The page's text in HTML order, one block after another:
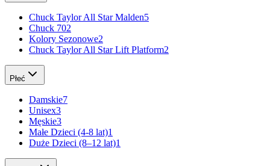
Chuck Taylor All Star Malden5
Chuck 702
Kolory Sezonowe2
Chuck Taylor All Star Lift Platform2
Płeć
Damskie7
Unisex3
Męskie3
Małe Dzieci (4-8 lat)1
Duże Dzieci (8–12 lat)1